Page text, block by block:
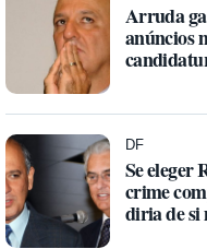
Arruda
anúncios
DF
Se eleger
crime
diria de si